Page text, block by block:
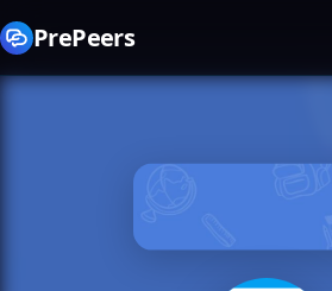
PrePeers